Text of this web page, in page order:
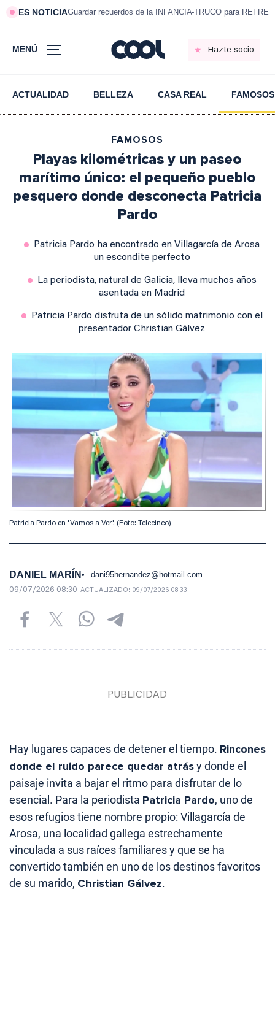
ES NOTICIAGuardar recuerdos de la INFANCIA TRUCO para
MENÚ Hazte socio
ACTUALIDAD BELLEZA CASA REAL FAMOSOS
FAMOSOS
Playas kilométricas y un paseo
marítimo único: el pequeño pueblo
pesquero donde desconecta Patricia
Pardo
Patricia Pardo ha encontrado en Villagarcía de Arosa
un escondite perfecto
La periodista, natural de Galicia, lleva muchos años
asentada en Madrid
Patricia Pardo disfruta de un sólido matrimonio con el
presentador Christian Gálvez
Patricia Pardo en 'Vamos a Ver'. (Foto: Telecinco)
DANIEL MARÍN dani95hernandez@hotmail.com
09/07/2026 08:30 ACTUALIZADO: 09/07/2026 08:33
Hay lugares capaces de detener el tiempo. Rincones
donde el ruido parece quedar atrásy donde el
paisaje invita a bajar el ritmo para disfrutar de lo
esencial. Para la periodista Patricia Pardo, uno de
esos refugios tiene nombre propio: Villagarcía de
Arosa, una localidad gallega estrechamente
vinculada a sus raíces familiares y que se ha
convertido también en uno de los destinos favoritos
de su marido, Christian Gálvez.